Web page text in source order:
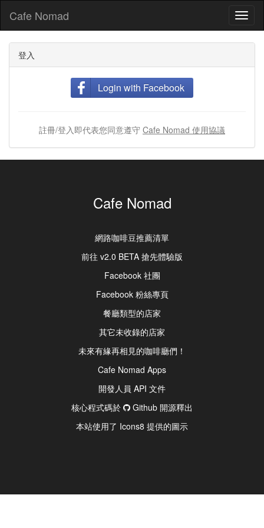
Cafe Nomad
登入
Login with Facebook
註冊/登入即代表您同意遵守 Cafe Nomad 使用協議
Cafe Nomad
網路咖啡豆推薦清單
前往 v2.0 BETA 搶先體驗版
Facebook 社團
Facebook 粉絲專頁
餐廳類型的店家
其它未收錄的店家
未來有緣再相見的咖啡廳們！
Cafe Nomad Apps
開發人員 API 文件
核心程式碼於
Github 開源釋出
本站使用了 Icons8 提供的圖示